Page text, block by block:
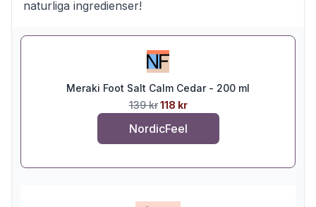
naturliga ingredienser!
Meraki Foot Salt Calm Cedar - 200 ml
139 kr 118 kr
NordicFeel